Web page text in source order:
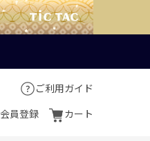
ご利用ガイド
会員登録 カート